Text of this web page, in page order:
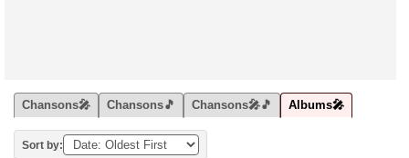
Chansons🎤 Chansons🎵 Chansons🎤🎵 Albums🎤
Sort by: